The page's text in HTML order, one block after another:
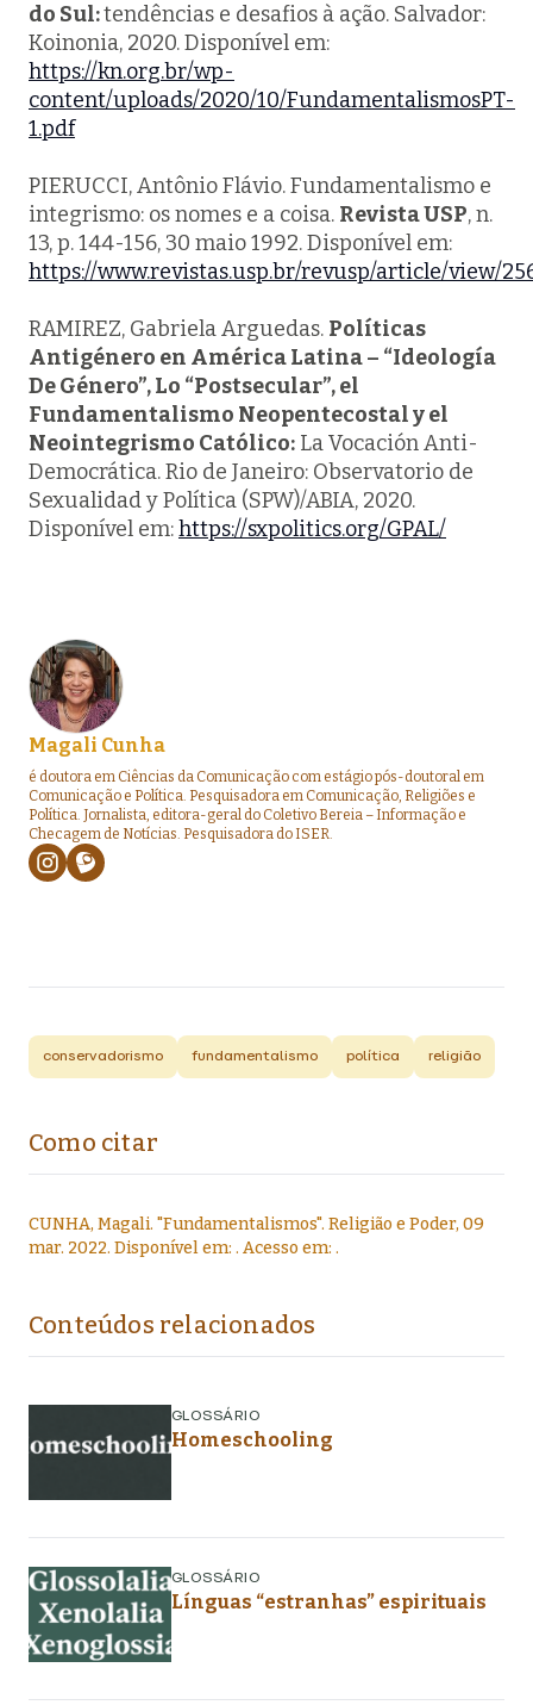
do Sul:tendências e desafios à ação. Salvador:
Koinonia, 2020. Disponível em:
https://kn.org.br/wp-
content/uploads/2020/10/FundamentalismosPT-
1.pdf
PIERUCCI, Antônio Flávio. Fundamentalismo e
integrismo: os nomes e a coisa. Revista USP, n.
13, p. 144-156, 30 maio 1992. Disponível em:
https://www.revistas.usp.br/revusp/article/view/
RAMIREZ, Gabriela Arguedas. Políticas
Antigénero en América Latina – “Ideología
De Género”, Lo “Postsecular”, el
Fundamentalismo Neopentecostal y el
Neointegrismo Católico: La Vocación Anti-
Democrática. Rio de Janeiro: Observatorio de
Sexualidad y Política (SPW)/ABIA, 2020.
Disponível em:https://sxpolitics.org/GPAL/
Magali Cunha
é doutora em Ciências da Comunicação com estágio pós-doutoral em
Comunicação e Política. Pesquisadora em Comunicação, Religiões e
Política. Jornalista, editora-geral do Coletivo Bereia – Informação e
Checagem de Notícias. Pesquisadora do ISER.
conservadorismo fundamentalismo política religião
Como citar
CUNHA, Magali. "Fundamentalismos". Religião e Poder, 09
mar. 2022. Disponível em: . Acesso em: .
Conteúdos relacionados
GLOSSÁRIO
Homeschooling
GLOSSÁRIO
Línguas “estranhas” espirituais